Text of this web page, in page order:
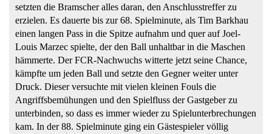
setzten die Bramscher alles daran, den Anschlusstreffer zu
erzielen. Es dauerte bis zur 68. Spielminute, als Tim Barkhau
einen langen Pass in die Spitze aufnahm und quer auf Joel-
Louis Marzec spielte, der den Ball unhaltbar in die Maschen
hämmerte. Der FCR-Nachwuchs witterte jetzt seine Chance,
kämpfte um jeden Ball und setzte den Gegner weiter unter
Druck. Dieser versuchte mit vielen kleinen Fouls die
Angriffsbemühungen und den Spielfluss der Gastgeber zu
unterbinden, so dass es immer wieder zu Spielunterbrechungen
kam. In der 88. Spielminute ging ein Gästespieler völlig